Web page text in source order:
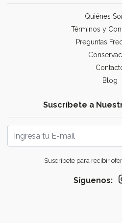
Quiénes
Términos y
Preguntas
Blog
Suscríbete a
Suscríbete para recibir
Síguenos: